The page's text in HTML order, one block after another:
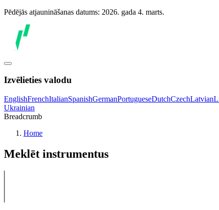
Pēdējās atjaunināšanas datums: 2026. gada 4. marts.
Izvēlieties valodu
EnglishFrenchItalianSpanishGermanPortugueseDutchCzechLatvian
Ukrainian
Breadcrumb
Home
Meklēt instrumentus